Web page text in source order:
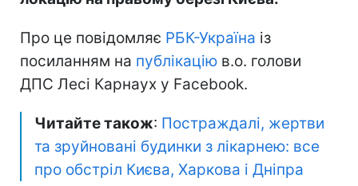
Про це повідомляє РБК-Україна із
посиланням на публікацію в.о. голови
ДПС Лесі Карнаух у Facebook.
Читайте також: Постраждалі, жертви
та зруйновані будинки з лікарнею: все
про обстріл Києва, Харкова і Дніпра